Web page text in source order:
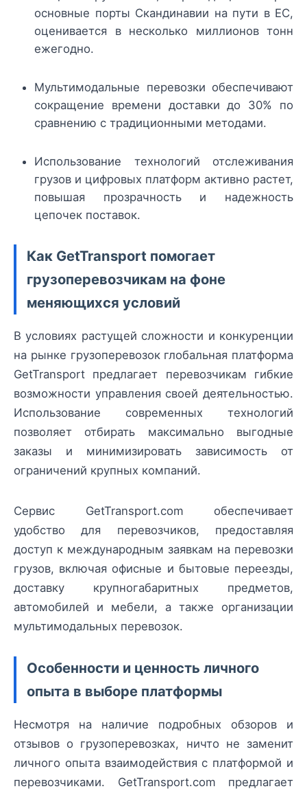
основные порты Скандинавии на пути в ЕС,
оценивается в несколько миллионов тонн
ежегодно.
Мультимодальные перевозки обеспечивают
сокращение времени доставки до 30% по
сравнению с традиционными методами.
Использование технологий отслеживания
грузов и цифровых платформ активно растет,
повышая прозрачность и надежность
цепочек поставок.
Как GetTransport помогает
грузоперевозчикам на фоне
меняющихся условий
В условиях растущей сложности и конкуренции
на рынке грузоперевозок глобальная платформа
GetTransport предлагает перевозчикам гибкие
возможности управления своей деятельностью.
Использование современных технологий
позволяет отбирать максимально выгодные
заказы и минимизировать зависимость от
ограничений крупных компаний.
Сервис GetTransport.com обеспечивает
удобство для перевозчиков, предоставляя
доступ к международным заявкам на перевозки
грузов, включая офисные и бытовые переезды,
доставку крупногабаритных предметов,
автомобилей и мебели, а также организации
мультимодальных перевозок.
Особенности и ценность личного
опыта в выборе платформы
Несмотря на наличие подробных обзоров и
отзывов о грузоперевозках, ничто не заменит
личного опыта взаимодействия с платформой и
перевозчиками. GetTransport.com предлагает